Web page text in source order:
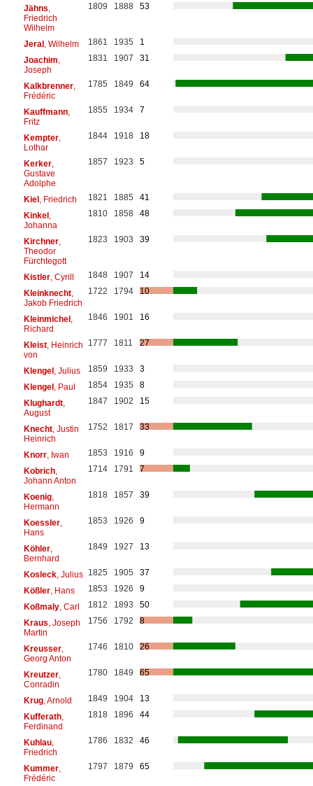
Jähns
Friedrich
Wilhelm
1809 1888 53
Jeral, Wilhelm 1861 1935
1
Joachim
Joseph
1831 1907 31
Kalkbrenner,
Frédéric
1785 1849 64
Kauffmann,
Fritz
1855 1934 7
Kempter,
Lothar
1844 1918 18
Kerker,
Gustave
Adolphe
1857 1923 5
Kiel, Friedrich 1821 1885
41
Kinkel,
Johanna
1810 1858 48
Kirchner,
Theodor
Fürchtegott
1823 1903 39
Kistler, Cyrill 1848 1907
14
Kleinknecht,
Jakob Friedrich
1722 1794 10
Kleinmichel,
Richard
1846 1901 16
Kleist, Heinrich
von
1777 1811 27
Klengel, Julius 1859 1933
3
Klengel, Paul 1854 1935
8
Klughardt,
August
1847 1902 15
Knecht, Justin
Heinrich
1752 1817 33
Knorr, Iwan 1853 1916
9
Kobrich,
Johann Anton
1714 1791 7
Koenig,
Hermann
1818 1857 39
Koessler,
Hans
1853 1926 9
Köhler,
Bernhard
1849 1927 13
Kosleck, Julius 1825 1905
37
Kößler, Hans 1853 1926
9
Koßmaly, Carl 1812 1893
50
Kraus , Joseph
Martin
1756 1792 8
Kreusser,
Georg Anton
1746 1810 26
Kreutzer,
Conradin
1780 1849 65
Krug, Arnold 1849 1904
13
Kufferath,
Ferdinand
1818 1896 44
Kuhlau,
Friedrich
1786 1832 46
Kummer,
Frédéric
1797 1879 65